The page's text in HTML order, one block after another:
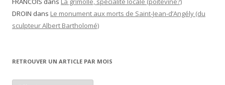
DROIN dans Le monument aux morts de Saint-Jean-d’Angély (du
sculpteur Albert Bartholomé)
RETROUVER UN ARTICLE PAR MOIS
Retrouver